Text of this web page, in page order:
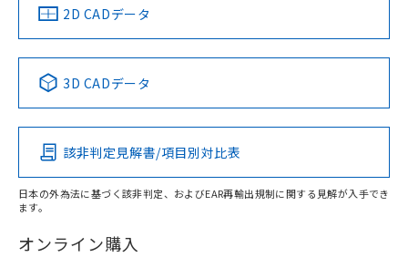
中国 RoHS 注意事項・凡例
Pb Hg Cd Cr(VI)
O
在庫等で未対応品が混在する可能性があります。
2D CADデータ
3D CADデータ
該非判定見解書/項目別対比表
日本の外為法に基づく該非判定、およびEAR再輸出規制に関する見解が入手でき
ます。
オンライン購入